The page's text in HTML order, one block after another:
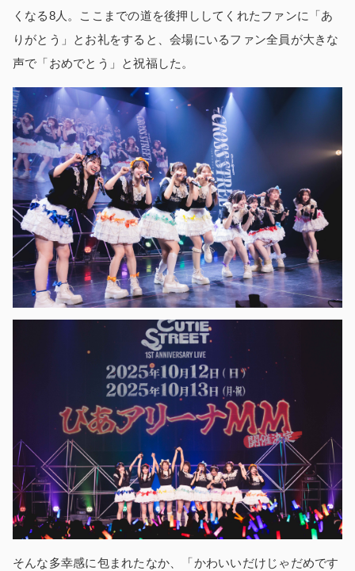
くなる8人。ここまでの道を後押ししてくれたファンに「あ
りがとう」とお礼をすると、会場にいるファン全員が大きな
声で「おめでとう」と祝福した。
そんな多幸感に包まれたなか、「かわいいだけじゃだめです